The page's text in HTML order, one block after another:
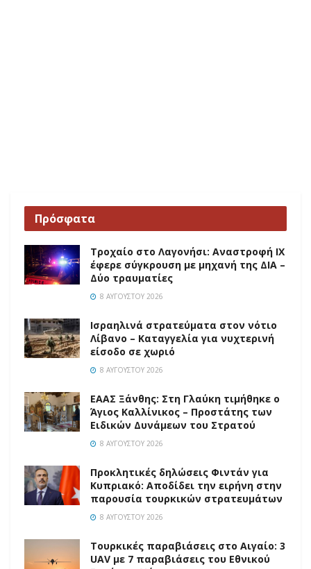
Πρόσφατα
Τροχαίο στο Λαγονήσι: Αναστροφή ΙΧ
έφερε σύγκρουση με μηχανή της ΔΙΑ –
Δύο τραυματίες
8 ΑΥΓΟΎΣΤΟΥ 2026
Ισραηλινά στρατεύματα στον νότιο
Λίβανο – Καταγγελία για νυχτερινή
είσοδο σε χωριό
8 ΑΥΓΟΎΣΤΟΥ 2026
EAAΣ Ξάνθης: Στη Γλαύκη τιμήθηκε ο
Άγιος Καλλίνικος – Προστάτης των
Ειδικών Δυνάμεων του Στρατού
8 ΑΥΓΟΎΣΤΟΥ 2026
Προκλητικές δηλώσεις Φιντάν για
Κυπριακό: Αποδίδει την ειρήνη στην
παρουσία τουρκικών στρατευμάτων
8 ΑΥΓΟΎΣΤΟΥ 2026
Τουρκικές παραβιάσεις στο Αιγαίο: 3
UAV με 7 παραβιάσεις του Εθνικού